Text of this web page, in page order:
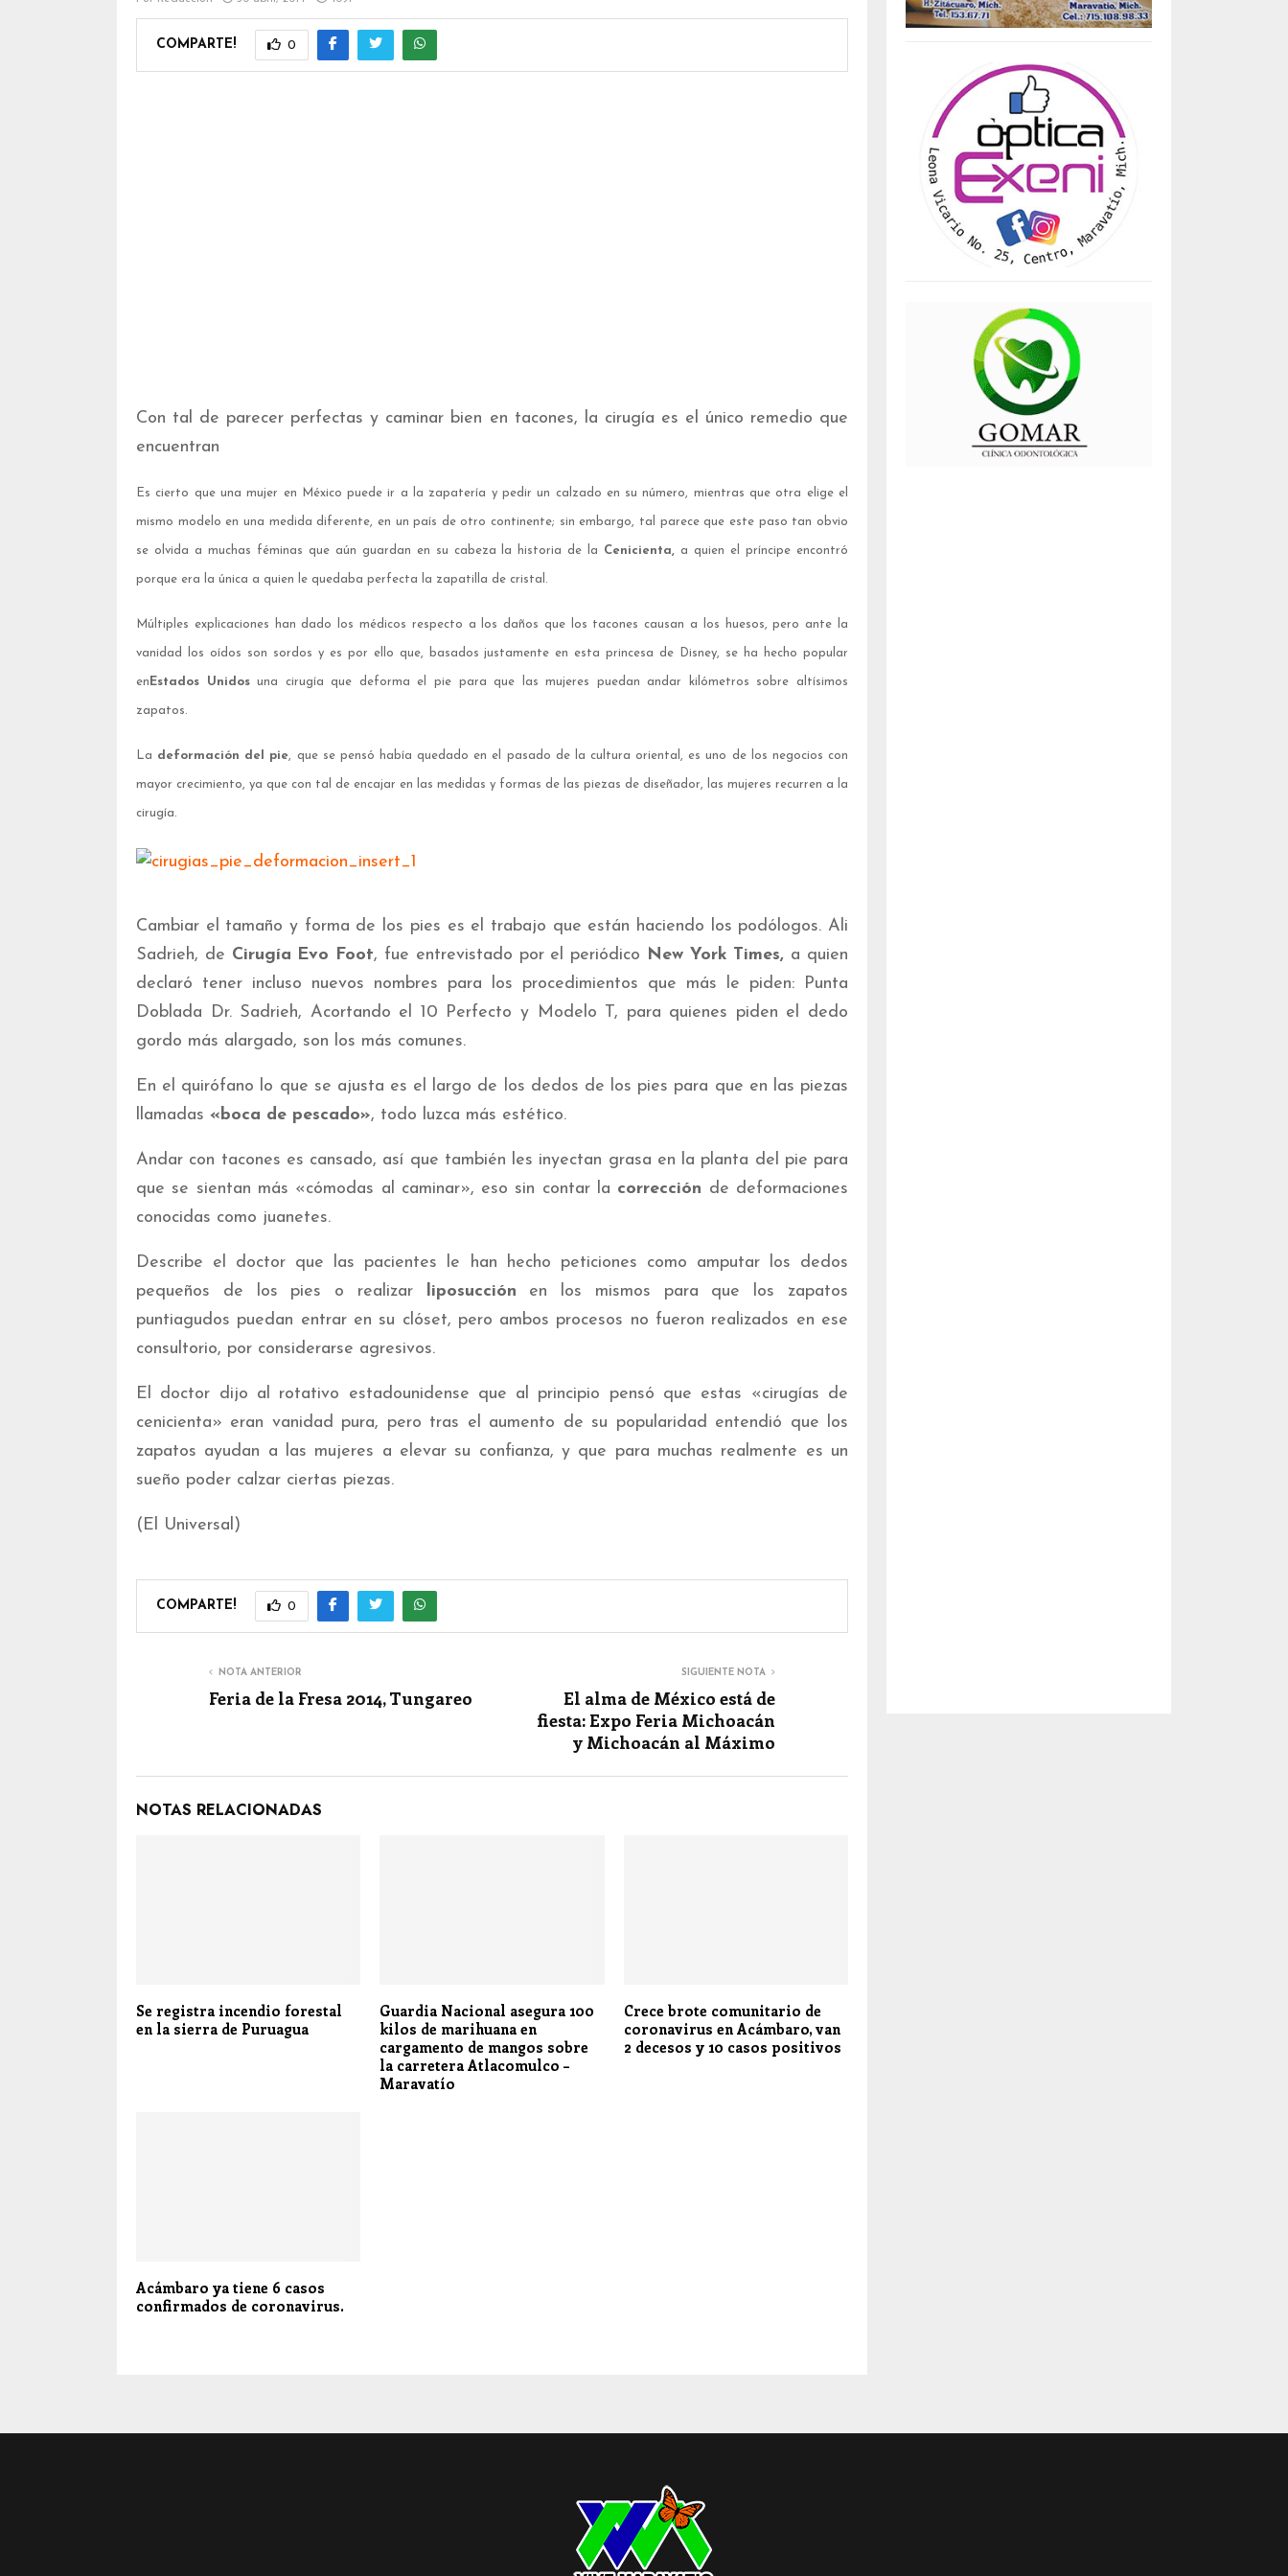
COMPARTE! 0
Con tal de parecer perfectas y caminar bien en tacones, la cirugía es el único remedio que
encuentran
Es cierto que una mujer en México puede ir a la zapatería y pedir un calzado en su número, mientras que otra elige el
mismo modelo en una medida diferente, en un país de otro continente; sin embargo, tal parece que este paso tan obvio
se olvida a muchas féminas que aún guardan en su cabeza la historia de la Cenicienta, a quien el príncipe encontró
porque era la única a quien le quedaba perfecta la zapatilla de cristal.
Múltiples explicaciones han dado los médicos respecto a los daños que los tacones causan a los huesos, pero ante la
vanidad los oídos son sordos y es por ello que, basados justamente en esta princesa de Disney, se ha hecho popular
en Estados Unidosuna cirugía que deforma el pie para que las mujeres puedan andar kilómetros sobre altísimos
zapatos.
La deformación del pie, que se pensó había quedado en el pasado de la cultura oriental, es uno de los negocios con
mayor crecimiento, ya que con tal de encajar en las medidas y formas de las piezas de diseñador, las mujeres recurren a la
cirugía.
Cambiar el tamaño y forma de los pies es el trabajo que están haciendo los podólogos. Ali
Sadrieh, de Cirugía Evo Foot, fue entrevistado por el periódico New York Times, a quien
declaró tener incluso nuevos nombres para los procedimientos que más le piden: Punta
Doblada Dr. Sadrieh, Acortando el 10 Perfecto y Modelo T, para quienes piden el dedo
gordo más alargado, son los más comunes.
En el quirófano lo que se ajusta es el largo de los dedos de los pies para que en las piezas
llamadas «boca de pescado», todo luzca más estético.
Andar con tacones es cansado, así que también les inyectan grasa en la planta del pie para
que se sientan más «cómodas al caminar», eso sin contar la corrección de deformaciones
conocidas como juanetes.
Describe el doctor que las pacientes le han hecho peticiones como amputar los dedos
pequeños de los pies o realizar liposucción en los mismos para que los zapatos
puntiagudos puedan entrar en su clóset, pero ambos procesos no fueron realizados en ese
consultorio, por considerarse agresivos.
El doctor dijo al rotativo estadounidense que al principio pensó que estas «cirugías de
cenicienta» eran vanidad pura, pero tras el aumento de su popularidad entendió que los
zapatos ayudan a las mujeres a elevar su confianza, y que para muchas realmente es un
sueño poder calzar ciertas piezas.
(El Universal)
COMPARTE! 0
NOTA ANTERIOR
Feria de la Fresa 2014, Tungareo
SIGUIENTE NOTA
El alma de México está de
fiesta: Expo Feria Michoacán
y Michoacán al Máximo
NOTAS RELACIONADAS
Se registra incendio forestal
en la sierra de Puruagua
Guardia Nacional asegura 100
kilos de marihuana en
cargamento de mangos sobre
la carretera Atlacomulco –
Maravatío
Crece brote comunitario de
coronavirus en Acámbaro, van
2 decesos y 10 casos positivos
Acámbaro ya tiene 6 casos
confirmados de coronavirus.